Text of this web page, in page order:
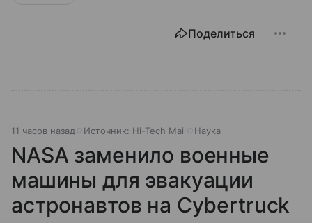
Поделиться
11 часов назад Источник: Hi-Tech Mail Наука
NASA заменило военные
машины для эвакуации
астронавтов на Cybertruck